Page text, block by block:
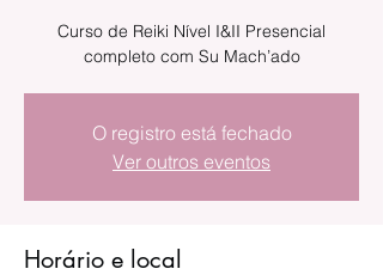
Curso de Reiki Nível I&II Presencial
completo com Su Mach’ado
O registro está fechado
Ver outros eventos
Horário e local